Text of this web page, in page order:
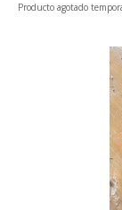
Producto agotado
Precioso ramo
perfectos para